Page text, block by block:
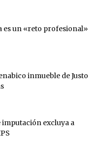
es un «reto profesional»
inmueble de Justo
imputación excluya a